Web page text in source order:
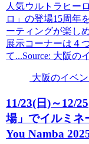
人気ウルトラヒー
ロ」の登場15周年
ーティングが楽し
展示コーナーは４
て...Source: 大阪の
大阪のイベン
11/23(日)～12/
場」でイルミ
You Namba